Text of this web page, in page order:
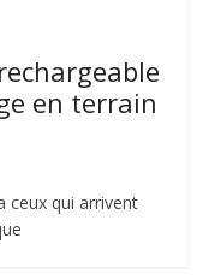
en terrain
ceux qui arrivent